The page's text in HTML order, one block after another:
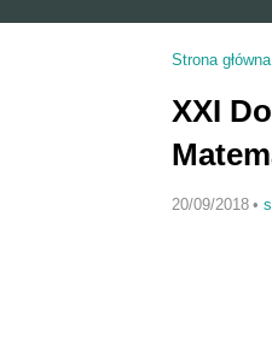
Strona główna
XXI
20/09/2018 •